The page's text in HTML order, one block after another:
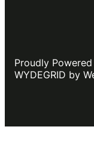
Proudly
WYDEGRID by